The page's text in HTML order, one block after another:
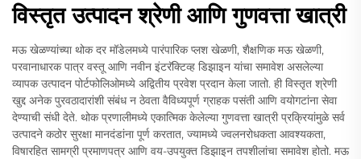
विस्तृत उत्पादन श्रेणी आणि गुणवत्ता खात्री
मऊ खेळण्यांच्या थोक दर मॉडेलमध्ये पारंपारिक प्लश खेळणी, शैक्षणिक मऊ खेळणी,
परवानाधारक पात्र वस्तू आणि नवीन इंटरॅक्टिव्ह डिझाइन यांचा समावेश असलेल्या
व्यापक उत्पादन पोर्टफोलिओमध्ये अद्वितीय प्रवेश प्रदान केला जातो. ही विस्तृत श्रेणी
खुद्द अनेक पुरवठादारांशी संबंध न ठेवता वैविध्यपूर्ण ग्राहक पसंती आणि वयोगटांना सेवा
देण्याची संधी देते. थोक प्रणालीमध्ये एकात्मिक केलेल्या गुणवत्ता खात्री प्रक्रियांमुळे सर्व
उत्पादने कठोर सुरक्षा मानदंडांना पूर्ण करतात, ज्यामध्ये ज्वलनरोधकता आवश्यकता,
विषारहित सामग्री प्रमाणपत्र आणि वय-उपयुक्त डिझाइन तपशीलांचा समावेश होतो. मऊ